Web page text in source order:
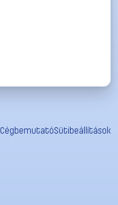
CégbemutatóSütibeállítások